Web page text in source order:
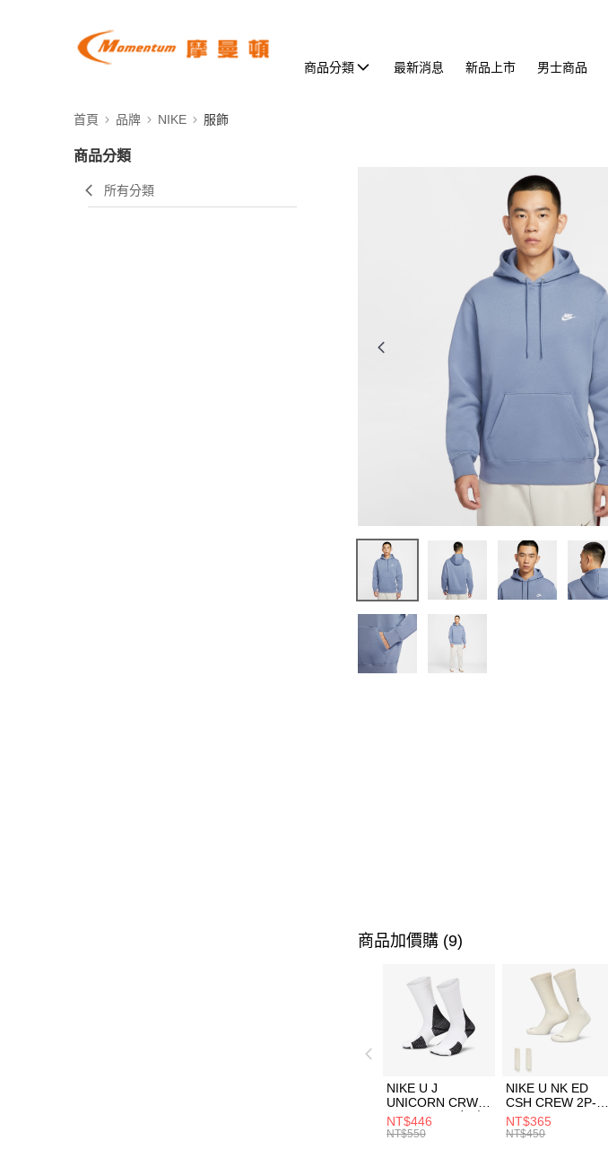
商品分類 最新消息 新品上市 男士商品
首頁 品牌 NIKE 服飾
商品分類
所有分類
商品加價購 (9)
NIKE U J
UNICORN CRW
1PR -160 男女 中
統襪 FZ3393100
NT$446
NT$550
NIKE U NK ED
CSH CREW 2P-
144 EMBRDY 男
女 短統襪
NT$365
NT$450